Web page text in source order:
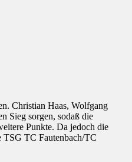
Christian Haas, Wolfgang
Sieg sorgen, sodaß die
Punkte. Da jedoch die
TSG TC Fautenbach/TC